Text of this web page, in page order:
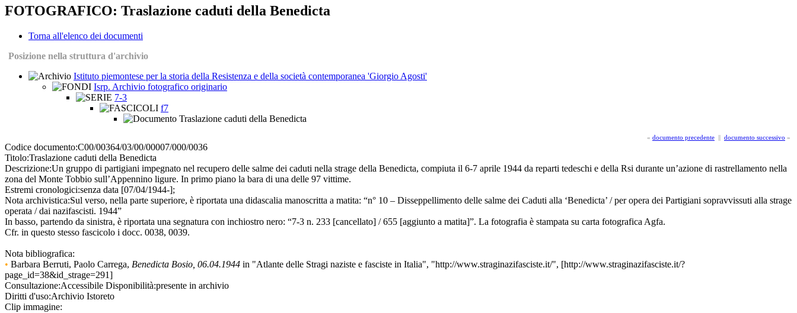
FOTOGRAFICO: Traslazione caduti della Benedicta
Torna all'elenco dei documenti
Posizione nella struttura d'archivio
Istituto piemontese per la storia della Resistenza e della società contemporanea 'Giorgio Agosti'
Isrp. Archivio fotografico originario
7-3
f7
Traslazione caduti della Benedicta
« documento precedente || documento successivo »
Codice documento:C00/00364/03/00/00007/000/0036
Titolo:Traslazione caduti della Benedicta
Descrizione:Un gruppo di partigiani impegnato nel recupero delle salme dei caduti nella strage della Benedicta, compiuta il 6-7 aprile 1944 da reparti tedeschi e della Rsi durante un’azione di rastrellamento nella
zona del Monte Tobbio sull’Appennino ligure. In primo piano la bara di una delle 97 vittime.
Estremi cronologici:senza data [07/04/1944-];
Nota archivistica:Sul verso, nella parte superiore, è riportata una didascalia manoscritta a matita: “n° 10 – Disseppellimento delle salme dei Caduti alla ‘Benedicta’ / per opera dei Partigiani sopravvissuti alla strage
operata / dai nazifascisti. 1944”
In basso, partendo da sinistra, è riportata una segnatura con inchiostro nero: “7-3 n. 233 [cancellato] / 655 [aggiunto a matita]”. La fotografia è stampata su carta fotografica Agfa.
Cfr. in questo stesso fascicolo i docc. 0038, 0039.
Nota bibliografica:
• Barbara Berruti, Paolo Carrega, Benedicta Bosio, 06.04.1944 in "Atlante delle Stragi naziste e fasciste in Italia", "http://www.straginazifasciste.it/", [http://www.straginazifasciste.it/?
page_id=38&id_strage=291]
Consultazione:Accessibile Disponibilità:presente in archivio
Diritti d'uso:Archivio Istoreto
Clip immagine: